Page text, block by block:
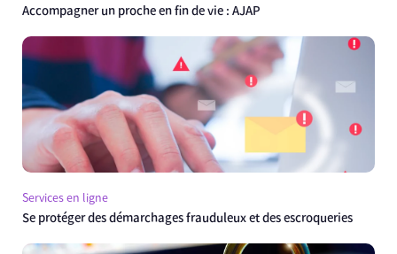
Accompagner un proche en fin de vie : AJAP
Services en ligne
Se protéger des démarchages frauduleux et des escroqueries